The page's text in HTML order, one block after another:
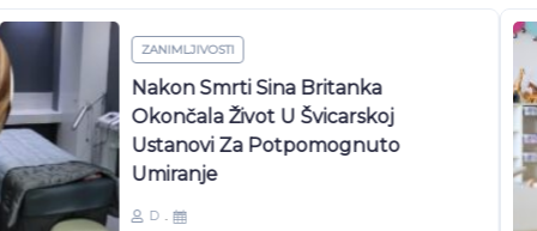
ZANIMLJIVOSTI
Trudna Odgojiteljica Mjesecima Se
Bori Za Svoje Zakonsko Pravo,
Druga Na Poslu Imala Spontani
Pobačaj: ‘Sustav Je Apsurdan!’
D